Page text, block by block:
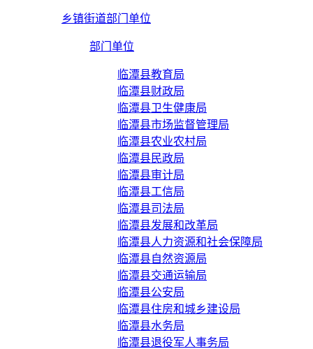
乡镇街道部门单位
部门单位
临潭县教育局
临潭县财政局
临潭县卫生健康局
临潭县市场监督管理局
临潭县农业农村局
临潭县民政局
临潭县审计局
临潭县工信局
临潭县司法局
临潭县发展和改革局
临潭县人力资源和社会保障局
临潭县自然资源局
临潭县交通运输局
临潭县公安局
临潭县住房和城乡建设局
临潭县水务局
临潭县退役军人事务局